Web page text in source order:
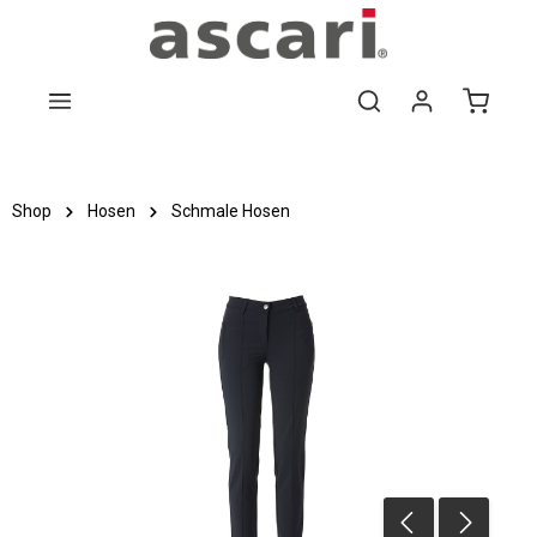
Zum Hauptinhalt springen
Shop Hosen Schmale Hosen